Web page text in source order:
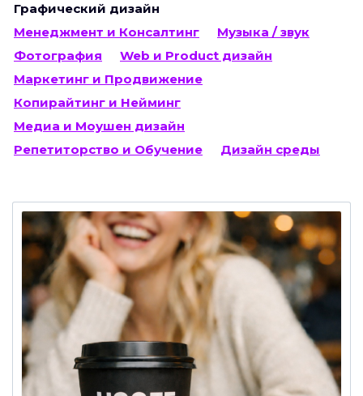
Графический дизайн
Менеджмент и Консалтинг
Музыка / звук
Фотография
Web и Product дизайн
Маркетинг и Продвижение
Копирайтинг и Нейминг
Медиа и Моушен дизайн
Репетиторство и Обучение
Дизайн среды